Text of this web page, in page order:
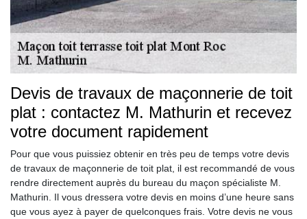
Devis de travaux de maçonnerie de toit
plat : contactez M. Mathurin et recevez
votre document rapidement
Pour que vous puissiez obtenir en très peu de temps votre devis
de travaux de maçonnerie de toit plat, il est recommandé de vous
rendre directement auprès du bureau du maçon spécialiste M.
Mathurin. Il vous dressera votre devis en moins d’une heure sans
que vous ayez à payer de quelconques frais. Votre devis ne vous